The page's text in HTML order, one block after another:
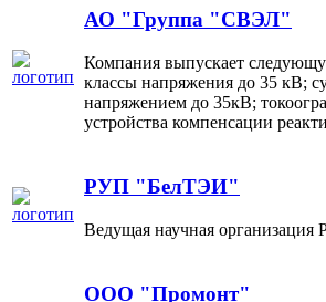
АО "Группа "СВЭЛ"
Компания выпускает
классы напряжения до 35 кВ;
напряжением до 35кВ;
устройства компенсации
РУП "БелТЭИ"
Ведущая научная организация
ООО "Промонт"